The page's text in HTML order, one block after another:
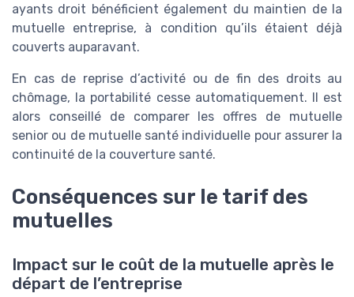
ayants droit bénéficient également du maintien de la
mutuelle entreprise, à condition qu’ils étaient déjà
couverts auparavant.
En cas de reprise d’activité ou de fin des droits au
chômage, la portabilité cesse automatiquement. Il est
alors conseillé de comparer les offres de mutuelle
senior ou de mutuelle santé individuelle pour assurer la
continuité de la couverture santé.
Conséquences sur le tarif des
mutuelles
Impact sur le coût de la mutuelle après le
départ de l’entreprise